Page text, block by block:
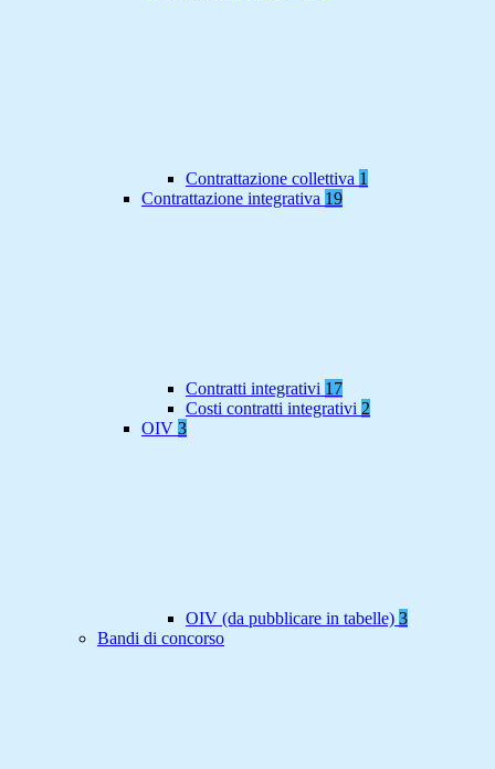
Contrattazione collettiva 1
Contrattazione integrativa 19
Contratti integrativi 17
Costi contratti integrativi 2
OIV 3
OIV (da pubblicare in tabelle) 3
Bandi di concorso